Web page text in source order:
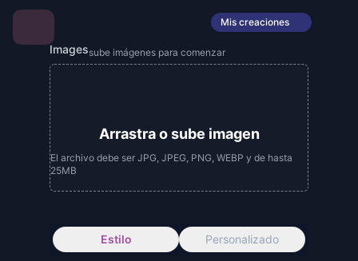
Mis creaciones
Imagessube imágenes para comenzar
Arrastra o sube imagen
El archivo debe ser JPG, JPEG, PNG, WEBP y de hasta
25MB
Estilo Personalizado